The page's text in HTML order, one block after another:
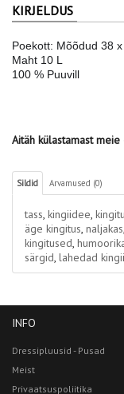
KIRJELDUS
Poekott: Mõõdud 38 x
Maht 10 L
100 % Puuvill
Aitäh külastamast
Sildid Arvamused (0)
tass, kingiidee,
äge kingitus, naljakas,
kingitused,
särgid, lahedad
INFO
Dressipluusid - Pusad
Meist
Privaatsuspoliitika